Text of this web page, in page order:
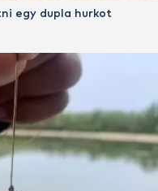
egy dupla hurkot